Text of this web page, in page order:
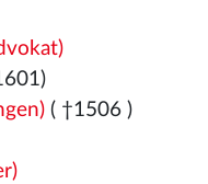
( †1506 )